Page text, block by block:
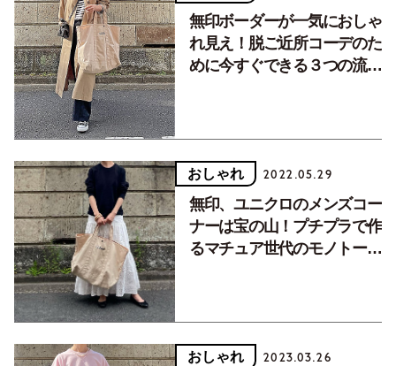
無印ボーダーが一気におしゃ
れ見え！脱ご近所コーデのた
めに今すぐできる３つの流
おしゃれ 2022.05.29
無印、ユニクロのメンズコー
ナーは宝の山！プチプラで作
るマチュア世代のモノトーン
おしゃれ 2023.03.26